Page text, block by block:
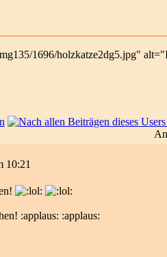
1696/holzkatze2dg5.jpg"
10:21
:applaus: :applaus: